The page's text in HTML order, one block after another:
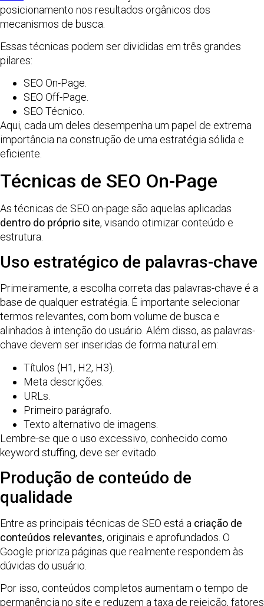
posicionamento nos resultados orgânicos dos
mecanismos de busca.
Essas técnicas podem ser divididas em três grandes
pilares:
SEO On-Page.
SEO Off-Page.
SEO Técnico.
Aqui, cada um deles desempenha um papel de extrema
importância na construção de uma estratégia sólida e
eficiente.
Técnicas de SEO On-Page
As técnicas de SEO on-page são aquelas aplicadas
dentro do próprio site, visando otimizar conteúdo e
estrutura.
Uso estratégico de palavras-chave
Primeiramente, a escolha correta das palavras-chave é a
base de qualquer estratégia. É importante selecionar
termos relevantes, com bom volume de busca e
alinhados à intenção do usuário. Além disso, as palavras-
chave devem ser inseridas de forma natural em:
Títulos (H1, H2, H3).
Meta descrições.
URLs.
Primeiro parágrafo.
Texto alternativo de imagens.
Lembre-se que o uso excessivo, conhecido como
keyword stuffing, deve ser evitado.
Produção de conteúdo de
qualidade
Entre as principais técnicas de SEO está a criação de
conteúdos relevantes, originais e aprofundados. O
Google prioriza páginas que realmente respondem às
dúvidas do usuário.
Por isso, conteúdos completos aumentam o tempo de
permanência no site e reduzem a taxa de rejeição, fatores